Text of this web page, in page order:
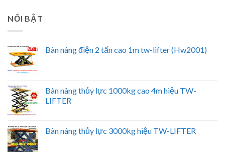
NỔI BẬT
Bàn nâng điện 2 tấn cao 1m tw-lifter (Hw2001)
Bàn nâng thủy lực 1000kg cao 4m hiệu TW-
LIFTER
Bàn nâng thủy lực 3000kg hiệu TW-LIFTER